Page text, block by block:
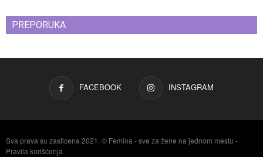
PREPORUKA
FACEBOOK INSTAGRAM
Sva prava su zasticena 2021. © Femina - sve za žene na jednom mestu -
Pravila korišćenja